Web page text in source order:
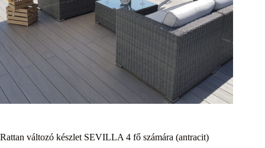
Rattan változó készlet SEVILLA 4 fő számára (antracit)